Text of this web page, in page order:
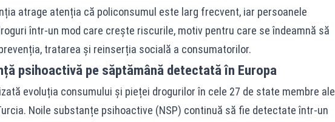
atrage atenția că policonsumul este larg frecvent, iar persoanele
într-un mod care crește riscurile, motiv pentru care se îndeamnă să
tratarea și reinserția socială a consumatorilor.
psihoactivă pe săptămână detectată în Europa
evoluția consumului și pieței drogurilor în cele 27 de state membre ale
Noile substanțe psihoactive (NSP) continuă să fie detectate într-un